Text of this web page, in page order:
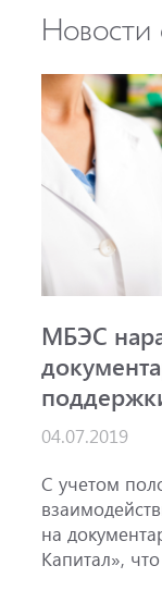
Новости
МБЭС
отрасли
04.07.2019
С учетом
на
Капитал»,